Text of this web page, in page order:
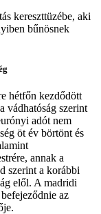
kereszttüzébe, aki
bűnösnek
hétfőn kezdődött
vádhatóság szerint
adót nem
öt év börtönt és
annak a
szerint a korábbi
elől. A madridi
az